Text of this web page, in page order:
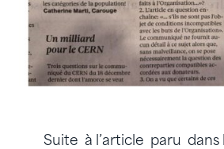
Suite à l’article paru dans